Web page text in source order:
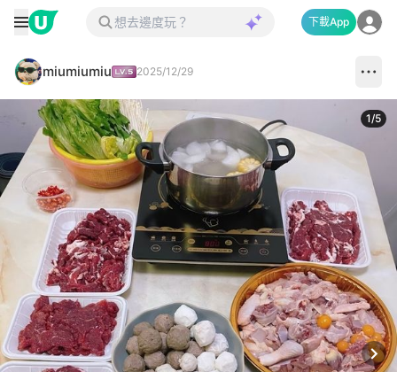
下載App
miumiumiu 2025/12/29
1/5